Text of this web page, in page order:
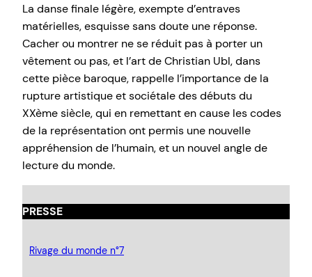
La danse finale légère, exempte d’entraves
matérielles, esquisse sans doute une réponse.
Cacher ou montrer ne se réduit pas à porter un
vêtement ou pas, et l’art de Christian Ubl, dans
cette pièce baroque, rappelle l’importance de la
rupture artistique et sociétale des débuts du
XXème siècle, qui en remettant en cause les codes
de la représentation ont permis une nouvelle
appréhension de l’humain, et un nouvel angle de
lecture du monde.
PRESSE
Rivage du monde n°7